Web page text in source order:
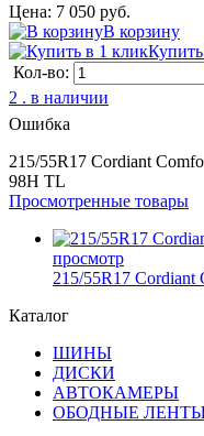
Цена: 7 050 руб.
В корзину
Кол-во:
2 . в наличии
Ошибка
215/55R17 Cordiant
98H TL
Просмотренные товары
просмотр
215/55R17 Cordiant
Каталог
ШИНЫ
ДИСКИ
АВТОКАМЕРЫ
ОБОДНЫЕ